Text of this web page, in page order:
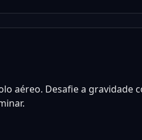
aéreo. Desafie a gravidade